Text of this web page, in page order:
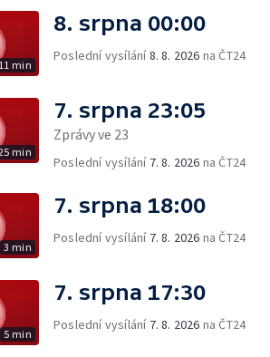
11 min
8. srpna 00:00
Poslední vysílání8. 8. 2026 na ČT24
min
7. srpna 23:05
Zprávy ve 23
Poslední vysílání 7. 8. 2026 na ČT24
3 min
7. srpna 18:00
Poslední vysílání 7. 8. 2026 na ČT24
5 min
7. srpna 17:30
Poslední vysílání 7. 8. 2026 na ČT24